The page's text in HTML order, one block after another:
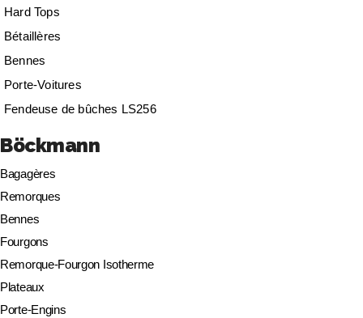
Hard Tops
Bétaillères
Bennes
Porte-Voitures
Fendeuse de bûches LS256
Böckmann
Bagagères
Remorques
Bennes
Fourgons
Remorque-Fourgon Isotherme
Plateaux
Porte-Engins